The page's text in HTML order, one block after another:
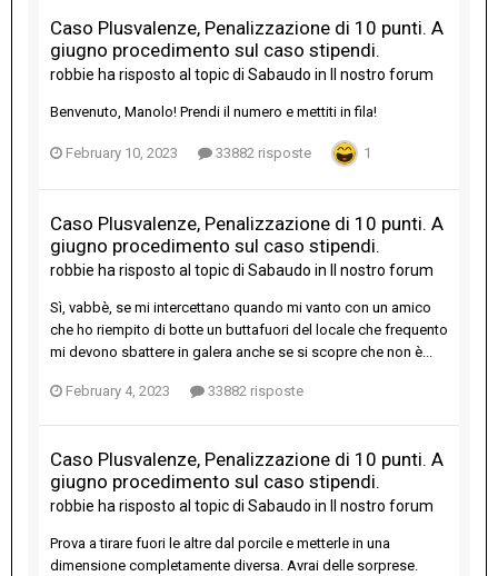
Caso Plusvalenze, Penalizzazione di 10 punti. A
giugno procedimento sul caso stipendi.
robbie ha risposto al topic di Sabaudo in Il nostro forum
Benvenuto, Manolo! Prendi il numero e mettiti in fila!
February 10, 2023 33882 risposte 1
Caso Plusvalenze, Penalizzazione di 10 punti. A
giugno procedimento sul caso stipendi.
robbie ha risposto al topic di Sabaudo in Il nostro forum
Sì, vabbè, se mi intercettano quando mi vanto con un amico
che ho riempito di botte un buttafuori del locale che frequento
mi devono sbattere in galera anche se si scopre che non è...
February 4, 2023 33882 risposte
Caso Plusvalenze, Penalizzazione di 10 punti. A
giugno procedimento sul caso stipendi.
robbie ha risposto al topic di Sabaudo in Il nostro forum
Prova a tirare fuori le altre dal porcile e metterle in una
dimensione completamente diversa. Avrai delle sorprese.